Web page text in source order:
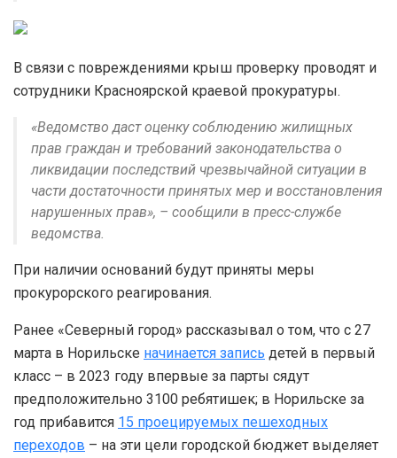
В связи с повреждениями крыш проверку проводят и
сотрудники Красноярской краевой прокуратуры.
«Ведомство даст оценку соблюдению жилищных
прав граждан и требований законодательства о
ликвидации последствий чрезвычайной ситуации в
части достаточности принятых мер и восстановления
нарушенных прав», – сообщили в пресс-службе
ведомства.
При наличии оснований будут приняты меры
прокурорского реагирования.
Ранее «Северный город» рассказывал о том, что с 27
марта в Норильске начинается запись детей в первый
класс – в 2023 году впервые за парты сядут
предположительно 3100 ребятишек; в Норильске за
год прибавится 15 проецируемых пешеходных
переходов – на эти цели городской бюджет выделяет